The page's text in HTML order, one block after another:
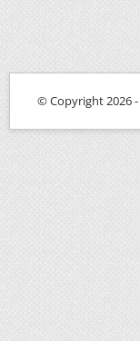
© Copyright 2026 -